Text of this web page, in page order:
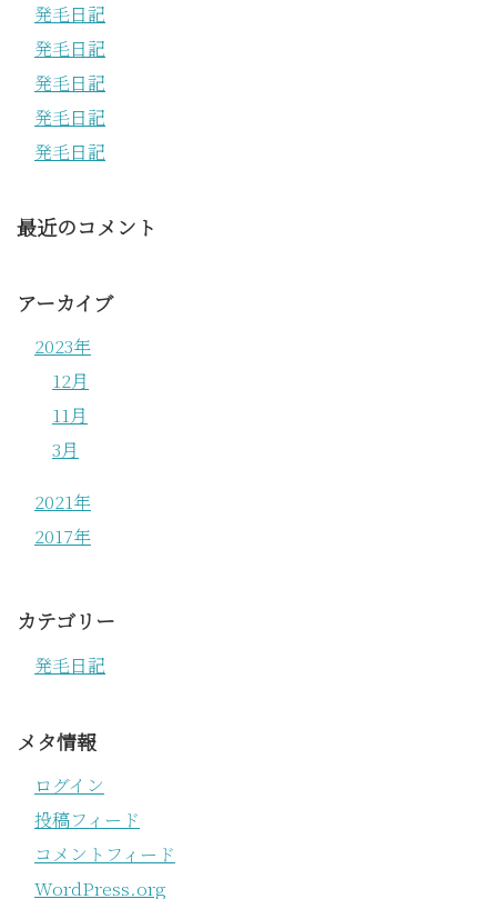
発毛日記
発毛日記
発毛日記
発毛日記
発毛日記
最近のコメント
アーカイブ
2023年
12月
11月
3月
2021年
2017年
カテゴリー
発毛日記
メタ情報
ログイン
投稿フィード
コメントフィード
WordPress.org